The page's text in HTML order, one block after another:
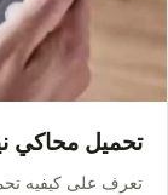
تحميل محاكي
تعرف على كيفيه